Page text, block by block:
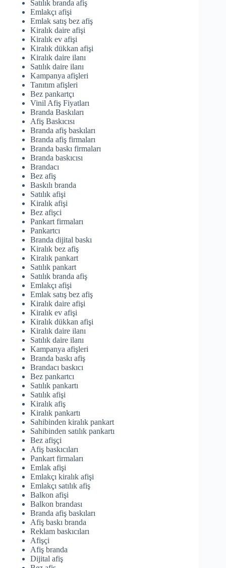
Satılık branda afiş
Emlakçı afişi
Emlak satış bez afiş
Kiralık daire afişi
Kiralık ev afişi
Kiralık dükkan afişi
Kiralık daire ilanı
Satılık daire ilanı
Kampanya afişleri
Tanıtım afişleri
Bez pankartçı
Vinil Afiş Fiyatları
Branda Baskıları
Afiş Baskıcısı
Branda afiş baskıları
Branda afiş firmaları
Branda baskı firmaları
Branda baskıcısı
Brandacı
Bez afiş
Baskılı branda
Satılık afişi
Kiralık afişi
Bez afişci
Pankart firmaları
Pankartcı
Branda dijital baskı
Kiralık bez afiş
Kiralık pankart
Satılık pankart
Satılık branda afiş
Emlakçı afişi
Emlak satış bez afiş
Kiralık daire afişi
Kiralık ev afişi
Kiralık dükkan afişi
Kiralık daire ilanı
Satılık daire ilanı
Kampanya afişleri
Branda baskı afiş
Brandacı baskıcı
Bez pankartcı
Satılık pankartı
Satılık afişi
Kiralık afiş
Kiralık pankartı
Sahibinden kiralık pankart
Sahibinden satılık pankartı
Bez afişçi
Afiş baskıcıları
Pankart firmaları
Emlak afişi
Emlakçı kiralık afişi
Emlakçı satılık afiş
Balkon afişi
Balkon brandası
Branda afiş baskıları
Afiş baskı branda
Reklam baskıcıları
Afişçi
Afiş branda
Dijital afiş